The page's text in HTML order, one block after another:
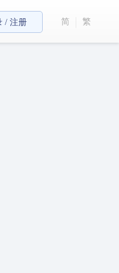
/ 注册 简 繁